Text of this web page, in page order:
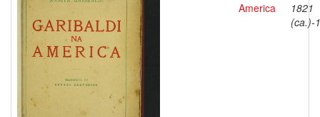
America
1821
(ca.)-